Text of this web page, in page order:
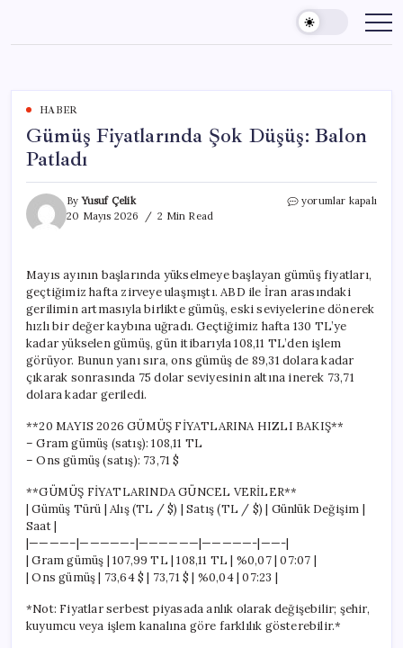
content
HABER
Gümüş Fiyatlarında Şok Düşüş: Balon
Patladı
ByYusuf Çelik
20 Mayıs 2026
2 Min Read
Gümüş
Patladı
için
yorumlar kapalı
Mayıs ayının başlarında yükselmeye başlayan gümüş fiyatları,
geçtiğimiz hafta zirveye ulaşmıştı. ABD ile İran arasındaki
gerilimin artmasıyla birlikte gümüş, eski seviyelerine dönerek
hızlı bir değer kaybına uğradı. Geçtiğimiz hafta 130 TL’ye
kadar yükselen gümüş, gün itibarıyla 108,11 TL’den işlem
görüyor. Bunun yanı sıra, ons gümüş de 89,31 dolara kadar
çıkarak sonrasında 75 dolar seviyesinin altına inerek 73,71
dolara kadar geriledi.
**20 MAYIS 2026 GÜMÜŞ FİYATLARINA HIZLI BAKIŞ**
– Gram gümüş (satış): 108,11 TL
– Ons gümüş (satış): 73,71 $
**GÜMÜŞ FİYATLARINDA GÜNCEL VERİLER**
| Gümüş Türü | Alış (TL / $) | Satış (TL / $) | Günlük Değişim |
Saat |
|————–|—————-|——————|—————-|——-|
| Gram gümüş | 107,99 TL | 108,11 TL | %0,07 | 07:07 |
| Ons gümüş | 73,64 $ | 73,71 $ | %0,04 | 07:23 |
*Not: Fiyatlar serbest piyasada anlık olarak değişebilir; şehir,
kuyumcu veya işlem kanalına göre farklılık gösterebilir.*